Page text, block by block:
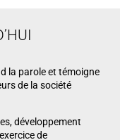
la parole et témoigne
de la société
développement
de